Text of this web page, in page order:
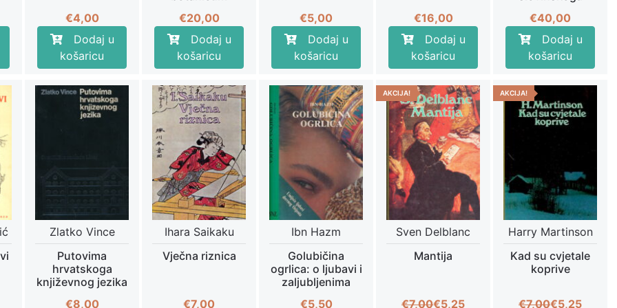
€4,00
Dodaj u
košaricu
€20,00
Dodaj u
košaricu
€5,00
Dodaj u
košaricu
€16,00
Dodaj u
košaricu
€40,00
Dodaj u
košaricu
Zlatko Vince
Putovima
hrvatskoga
književnog jezika
€8,00
Ihara Saikaku
Vječna riznica
€7,00
Ibn Hazm
Golubičina
ogrlica: o ljubavi i
zaljubljenima
€5,50
AKCIJA!
Sven Delblanc
Mantija
€7,00Izvorna
€5,25
Trenutna
AKCIJA!
Harry Martinson
Kad su cvjetale
koprive
€7,00Izvorna
€5,25
Trenutna